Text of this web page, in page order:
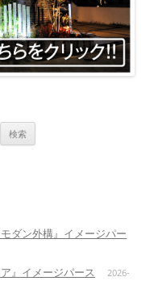
ダン外構』イメージパー
』イメージパース
2026-